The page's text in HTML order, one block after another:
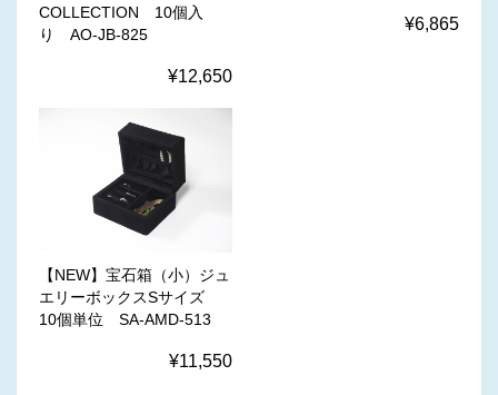
COLLECTION 10個入
り AO-JB-825
¥12,650
¥6,865
【NEW】宝石箱（小）ジュ
エリーボックスSサイズ
10個単位 SA-AMD-513
¥11,550